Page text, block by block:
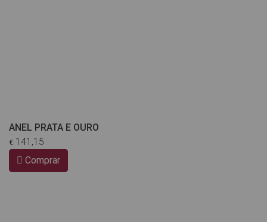
ANEL PRATA E OURO
€ 141,15
Comprar